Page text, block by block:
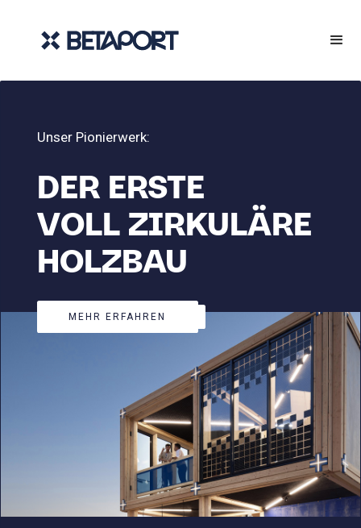
Unser Pionierwerk:
DER ERSTE
VOLL ZIRKULÄRE
HOLZBAU
MEHR ERFAHREN